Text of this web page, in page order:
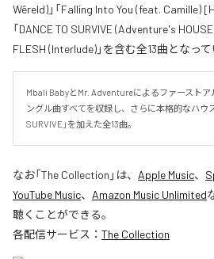
Wêreld)」「Falling Into You (feat. Camille)
「DANCE TO SURVIVE (Adventure's HOUSE
FLESH (Interlude)」を含む全13曲となって
Mbali BabyとMr. Adventureによるファーストア
ングル曲すべてを収録し、さらに本格的なハウ
SURVIVE」を加えた全13曲。
なお「The Collection 」は、 Apple Music、
YouTube Music、 Amazon Music Unlimited
聴くことができる。
各配信サービス： The Collection